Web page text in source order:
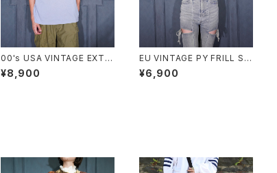
00's USA VINTAGE EXTR
A Elements PAINT DESIG
N T SHIRT/00年代アメリカ
¥8,900
EU VINTAGE PY FRILL SL
EEVE SHARING DESIGN H
ALF SLEEVE TOPS MADE
¥6,900